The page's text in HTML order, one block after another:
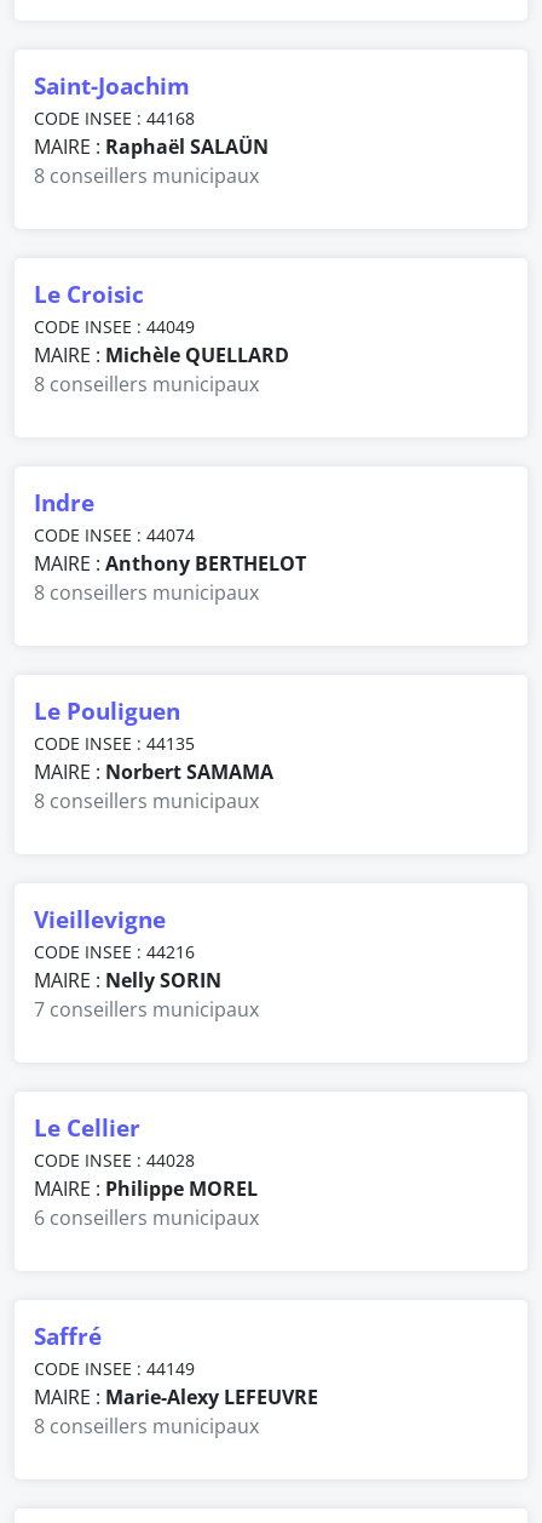
Saint-Joachim
CODE INSEE : 44168
MAIRE : Raphaël SALAÜN
8 conseillers municipaux
Le Croisic
CODE INSEE : 44049
MAIRE : Michèle QUELLARD
8 conseillers municipaux
Indre
CODE INSEE : 44074
MAIRE : Anthony BERTHELOT
8 conseillers municipaux
Le Pouliguen
CODE INSEE : 44135
MAIRE : Norbert SAMAMA
8 conseillers municipaux
Vieillevigne
CODE INSEE : 44216
MAIRE : Nelly SORIN
7 conseillers municipaux
Le Cellier
CODE INSEE : 44028
MAIRE : Philippe MOREL
6 conseillers municipaux
Saffré
CODE INSEE : 44149
MAIRE : Marie-Alexy LEFEUVRE
8 conseillers municipaux